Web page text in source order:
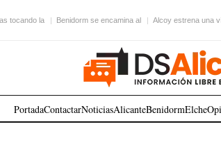
tocando la Benidorm se encamina al Alcoy estrena una
PortadaContactarNoticiasAlicanteBenidormElche